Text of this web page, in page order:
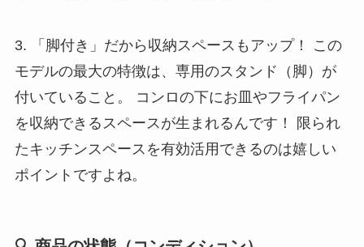
3. 「脚付き」だから収納スペースもアップ！ この
モデルの最大の特徴は、専用のスタンド（脚）が
付いていること。 コンロの下にお皿やフライパン
を収納できるスペースが生まれるんです！ 限られ
たキッチンスペースを有効活用できるのは嬉しい
ポイントですよね。